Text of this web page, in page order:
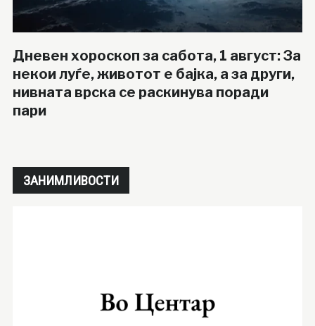
Дневен хороскоп за сабота, 1 август: За
некои луѓе, животот е бајка, а за други,
нивната врска се раскинува поради
пари
ЗАНИМЛИВОСТИ